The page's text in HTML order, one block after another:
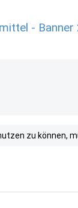
- Banner
zu können,